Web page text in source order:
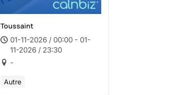
Toussaint
01-11-2026 / 00:00 - 01-
11-2026 / 23:30
-
Autre